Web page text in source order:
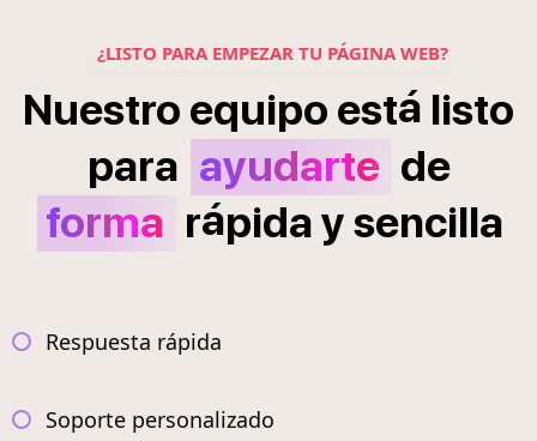
¿LISTO PARA EMPEZAR TU PÁGINA WEB?
Nuestro equipo está listo
para ayudarte de
forma rápidaysencilla
Respuesta rápida
Soporte personalizado